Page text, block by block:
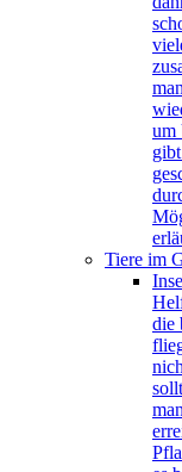
um
Tiere im
die